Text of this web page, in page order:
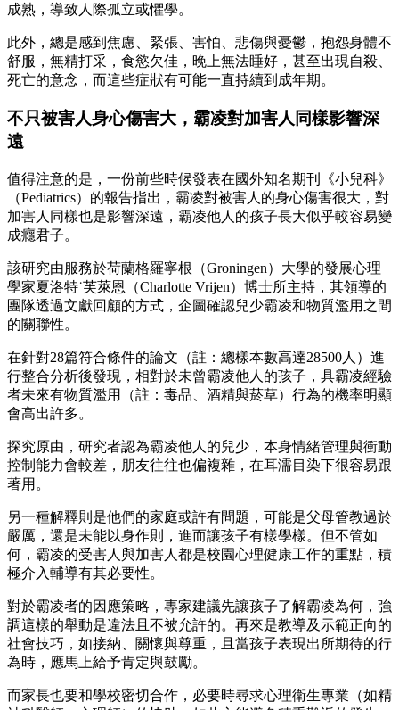
成熟，導致人際孤立或懼學。
此外，總是感到焦慮、緊張、害怕、悲傷與憂鬱，抱怨身體不
舒服，無精打采，食慾欠佳，晚上無法睡好，甚至出現自殺、
死亡的意念，而這些症狀有可能一直持續到成年期。
不只被害人身心傷害大，霸凌對加害人同樣影響深
遠
值得注意的是，一份前些時候發表在國外知名期刊《小兒科》
（Pediatrics）的報告指出，霸凌對被害人的身心傷害很大，對
加害人同樣也是影響深遠，霸凌他人的孩子長大似乎較容易變
成癮君子。
該研究由服務於荷蘭格羅寧根（Groningen）大學的發展心理
學家夏洛特˙芙萊恩（Charlotte Vrijen）博士所主持，其領導的
團隊透過文獻回顧的方式，企圖確認兒少霸凌和物質濫用之間
的關聯性。
在針對28篇符合條件的論文（註：總樣本數高達28500人）進
行整合分析後發現，相對於未曾霸凌他人的孩子，具霸凌經驗
者未來有物質濫用（註：毒品、酒精與菸草）行為的機率明顯
會高出許多。
探究原由，研究者認為霸凌他人的兒少，本身情緒管理與衝動
控制能力會較差，朋友往往也偏複雜，在耳濡目染下很容易跟
著用。
另一種解釋則是他們的家庭或許有問題，可能是父母管教過於
嚴厲，還是未能以身作則，進而讓孩子有樣學樣。但不管如
何，霸凌的受害人與加害人都是校園心理健康工作的重點，積
極介入輔導有其必要性。
對於霸凌者的因應策略，專家建議先讓孩子了解霸凌為何，強
調這樣的舉動是違法且不被允許的。再來是教導及示範正向的
社會技巧，如接納、關懷與尊重，且當孩子表現出所期待的行
為時，應馬上給予肯定與鼓勵。
而家長也要和學校密切合作，必要時尋求心理衛生專業（如精